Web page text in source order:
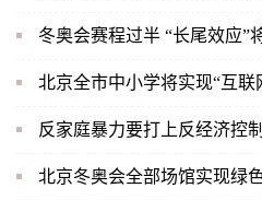
冬奥会赛程过半 “长尾效应”
北京全市中小学将实现“互联
反家庭暴力要打上反经济控
北京冬奥会全部场馆实现绿